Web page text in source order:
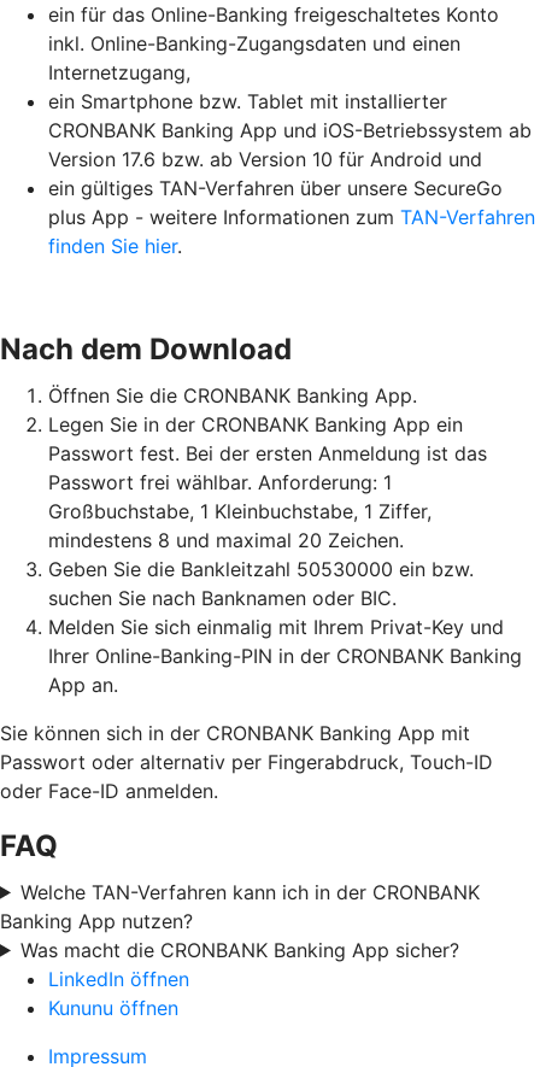
ein für das Online-Banking freigeschaltetes Konto
inkl. Online-Banking-Zugangsdaten und einen
Internetzugang,
ein Smartphone bzw. Tablet mit installierter
CRONBANK Banking App und iOS-Betriebssystem ab
Version 17.6 bzw. ab Version 10 für Android und
ein gültiges TAN-Verfahren über unsere SecureGo
plus App - weitere Informationen zum TAN-Verfahren
finden Sie hier.
Nach dem Download
Öffnen Sie die CRONBANK Banking App.
Legen Sie in der CRONBANK Banking App ein
Passwort fest. Bei der ersten Anmeldung ist das
Passwort frei wählbar. Anforderung: 1
Großbuchstabe, 1 Kleinbuchstabe, 1 Ziffer,
mindestens 8 und maximal 20 Zeichen.
Geben Sie die Bankleitzahl 50530000 ein bzw.
suchen Sie nach Banknamen oder BIC.
Melden Sie sich einmalig mit Ihrem Privat-Key und
Ihrer Online-Banking-PIN in der CRONBANK Banking
App an.
Sie können sich in der CRONBANK Banking App mit
Passwort oder alternativ per Fingerabdruck, Touch-ID
oder Face-ID anmelden.
FAQ
Welche TAN-Verfahren kann ich in der CRONBANK
Banking App nutzen?
Was macht die CRONBANK Banking App sicher?
LinkedIn öffnen
Kununu öffnen
Impressum